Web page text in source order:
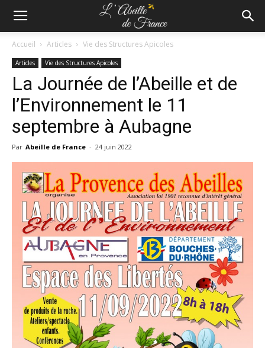
Accueil Articles Vie des Structures Apicoles
Articles Vie des Structures Apicoles
La Journée de l’Abeille et de
l’Environnement le 11
septembre à Aubagne
Par Abeille de France - 24 juin 2022